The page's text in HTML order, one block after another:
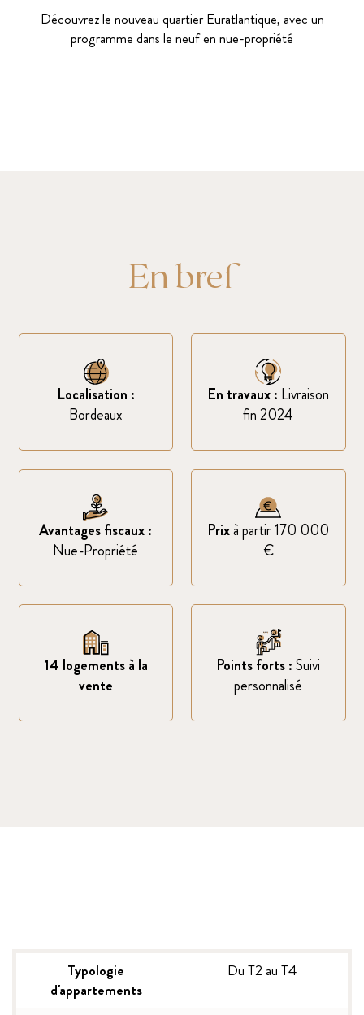
Découvrez le nouveau quartier Euratlantique, avec un
programme dans le neuf en nue-propriété
En bref
Localisation :
Bordeaux
En travaux : Livraison
fin 2024
Avantages fiscaux :
Nue-Propriété
Prixà partir 170 000
€
14 logements à la
vente
Points forts :Suivi
personnalisé
Typologie
d'appartements
Du T2 au T4